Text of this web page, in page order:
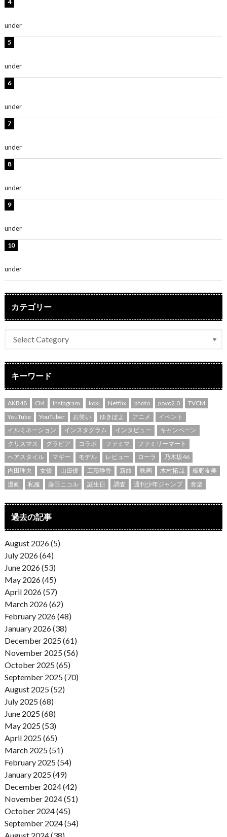
under
under
under
under
under
under
under
カテゴリー
キーワード
AKB48 CM Instagram koki Netflix photo povo2.0
TVCM
YouTube
YouTuber お笑い ゆきぽよ アニメ
イベント
イルミネーション
インスタグラム インタビュー
キャンペーン
クリスマス
グラビア コラボ ファミマ
ファミリーマート
ヘアスタイル
マギー モデル レビュー ローラ
乃木坂46
内田理央
女優 山田優 工藤静香 新曲 映画 木村拓哉
板野友美
漫画
私服 藤田ニコル 誕生日 調査 週刊少年ジャンプ 音楽
過去の記事
August 2026 (5)
July 2026 (64)
June 2026 (53)
May 2026 (45)
April 2026 (57)
March 2026 (62)
February 2026 (48)
January 2026 (38)
December 2025 (61)
November 2025 (56)
October 2025 (65)
September 2025 (70)
August 2025 (52)
July 2025 (68)
June 2025 (68)
May 2025 (53)
April 2025 (65)
March 2025 (51)
February 2025 (54)
January 2025 (49)
December 2024 (42)
November 2024 (51)
October 2024 (45)
September 2024 (54)